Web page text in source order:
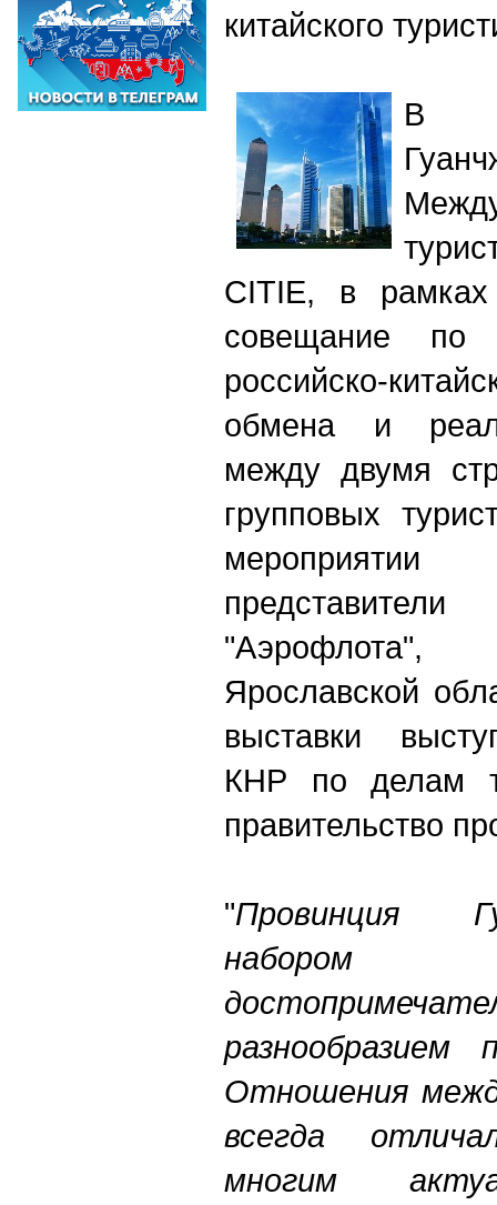
китайского
В
СITIE, в рамках
совещание по
российско-
обмена и
между двумя
групповых
мероприятии
Ярославской
выставки
КНР по делам
правительство
"Провинция
разнообразием
Отношения
всегда
многим